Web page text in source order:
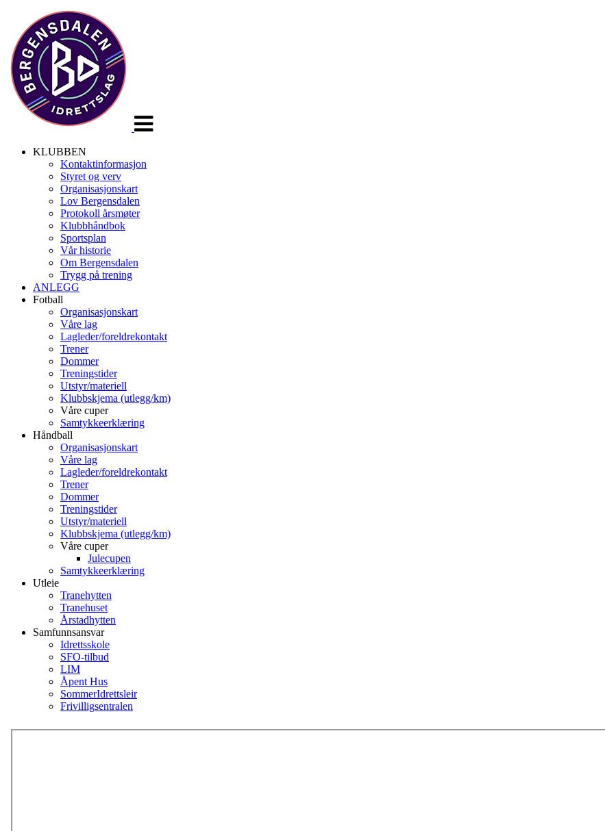
KLUBBEN
Kontaktinformasjon
Styret og verv
Organisasjonskart
Lov Bergensdalen
Protokoll årsmøter
Klubbhåndbok
Sportsplan
Vår historie
Om Bergensdalen
Trygg på trening
ANLEGG
Fotball
Organisasjonskart
Våre lag
Lagleder/foreldrekontakt
Trener
Dommer
Treningstider
Utstyr/materiell
Klubbskjema (utlegg/km)
Våre cuper
Samtykkeerklæring
Håndball
Organisasjonskart
Våre lag
Lagleder/foreldrekontakt
Trener
Dommer
Treningstider
Utstyr/materiell
Klubbskjema (utlegg/km)
Våre cuper
Julecupen
Samtykkeerklæring
Utleie
Tranehytten
Tranehuset
Årstadhytten
Samfunnsansvar
Idrettsskole
SFO-tilbud
LIM
Åpent Hus
SommerIdrettsleir
Frivilligsentralen